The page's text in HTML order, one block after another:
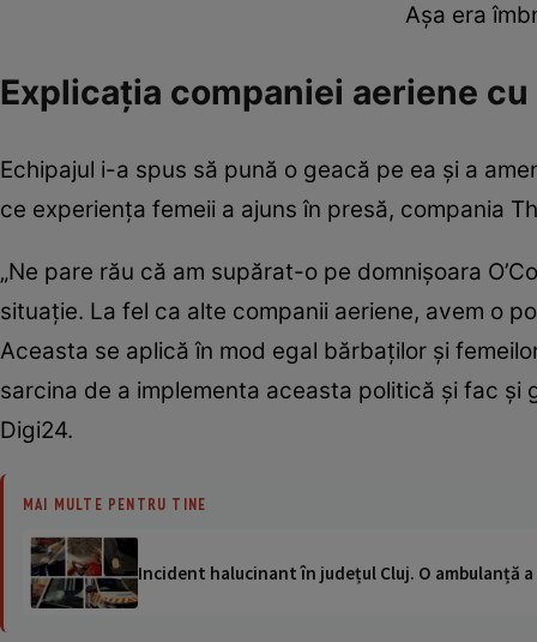
Așa era
Explicația companiei aeriene
Echipajul i-a spus să pună o geacă pe ea și a
ce experiența femeii a ajuns în presă, compania
„Ne pare rău că am supărat-o pe domnișoara
situație. La fel ca alte companii aeriene, avem o
Aceasta se aplică în mod egal bărbaților și
sarcina de a implementa aceasta politică și fac și
Digi24.
MAI MULTE PENTRU TINE
Incident halucinant în județul Cluj. O ambulanță